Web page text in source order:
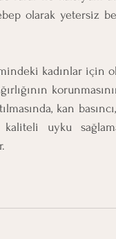
olarak yetersiz
kadınlar için
kan
uyku